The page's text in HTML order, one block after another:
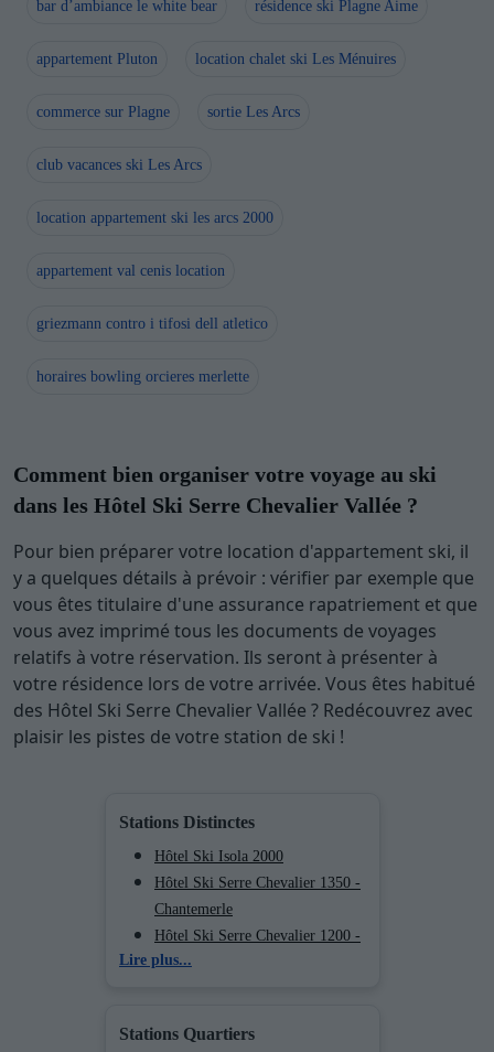
bar d’ambiance le white bear résidence ski Plagne Aime
appartement Pluton location chalet ski Les Ménuires
commerce sur Plagne sortie Les Arcs
club vacances ski Les Arcs
location appartement ski les arcs 2000
appartement val cenis location
griezmann contro i tifosi dell atletico
horaires bowling orcieres merlette
Comment bien organiser votre voyage au ski
dans les Hôtel Ski Serre Chevalier Vallée ?
Pour bien préparer votre location d'appartement ski, il
y a quelques détails à prévoir : vérifier par exemple que
vous êtes titulaire d'une assurance rapatriement et que
vous avez imprimé tous les documents de voyages
relatifs à votre réservation. Ils seront à présenter à
votre résidence lors de votre arrivée. Vous êtes habitué
des Hôtel Ski Serre Chevalier Vallée ? Redécouvrez avec
plaisir les pistes de votre station de ski !
Stations Distinctes
Hôtel Ski Isola 2000
Hôtel Ski Serre Chevalier 1350 -
Chantemerle
Hôtel Ski Serre Chevalier 1200 -
Briançon
Hôtel Ski Les Orres
Lire plus...
Stations Quartiers